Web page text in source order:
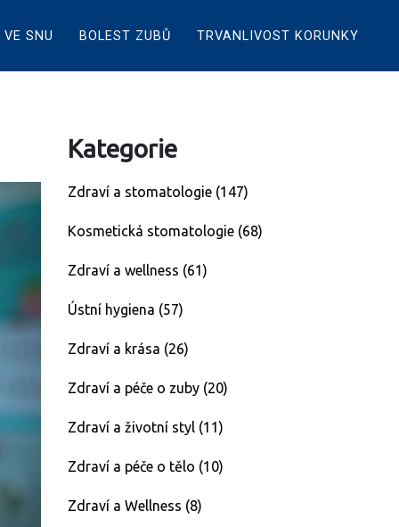
VE SNU BOLEST ZUBŮ TRVANLIVOST KORUNKY
Kategorie
Zdraví a stomatologie (147)
Kosmetická stomatologie (68)
Zdraví a wellness (61)
Ústní hygiena (57)
Zdraví a krása (26)
Zdraví a péče o zuby (20)
Zdraví a životní styl (11)
Zdraví a péče o tělo (10)
Zdraví a Wellness (8)